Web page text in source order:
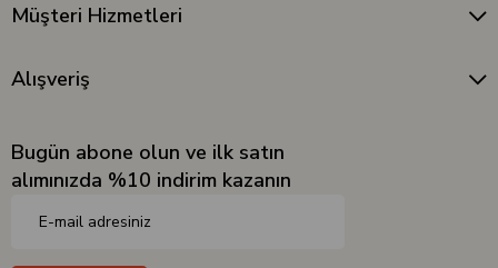
Müşteri Hizmetleri
Alışveriş
Bugün abone olun ve ilk satın
alımınızda %10 indirim kazanın